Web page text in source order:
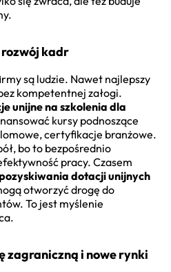
kadr
są ludzie. Nawet najlepszy
kompetentnej załogi.
unijne na szkolenia dla
kursy podnoszące
certyfikacje branżowe.
bo to bezpośrednio
pracy. Czasem
dotacji unijnych
otworzyć drogę do
To jest myślenie
zagraniczną i nowe rynki